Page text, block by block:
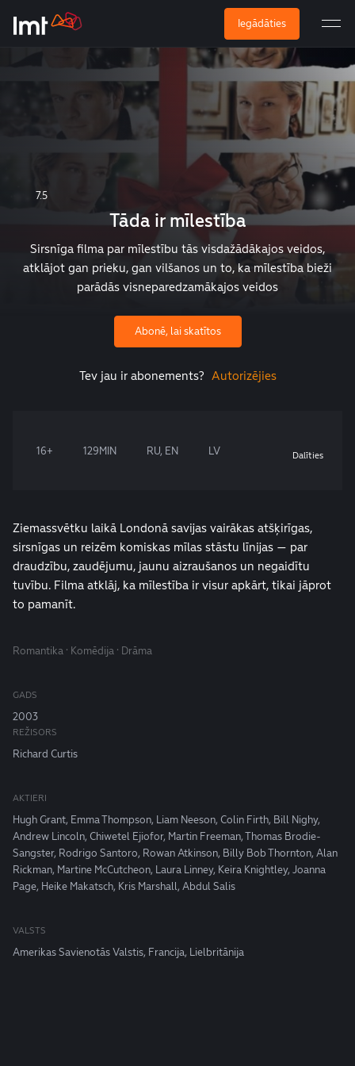
Iegādāties
7.5
Tāda ir mīlestība
Sirsnīga filma par mīlestību tās visdažādākajos veidos,
atklājot gan prieku, gan vilšanos un to, ka mīlestība bieži
parādās visneparedzamākajos veidos
Abonē, lai skatītos
Tev jau ir abonements? Autorizējies
16+ 129MIN RU, EN LV Dalīties
Ziemassvētku laikā Londonā savijas vairākas atšķirīgas,
sirsnīgas un reizēm komiskas mīlas stāstu līnijas — par
draudzību, zaudējumu, jaunu aizraušanos un negaidītu
tuvību. Filma atklāj, ka mīlestība ir visur apkārt, tikai jāprot
to pamanīt.
Romantika · Komēdija · Drāma
GADS
2003
REŽISORS
Richard Curtis
AKTIERI
Hugh Grant, Emma Thompson, Liam Neeson, Colin Firth, Bill Nighy,
Andrew Lincoln, Chiwetel Ejiofor, Martin Freeman, Thomas Brodie-
Sangster, Rodrigo Santoro, Rowan Atkinson, Billy Bob Thornton, Alan
Rickman, Martine McCutcheon, Laura Linney, Keira Knightley, Joanna
Page, Heike Makatsch, Kris Marshall, Abdul Salis
VALSTS
Amerikas Savienotās Valstis, Francija, Lielbritānija